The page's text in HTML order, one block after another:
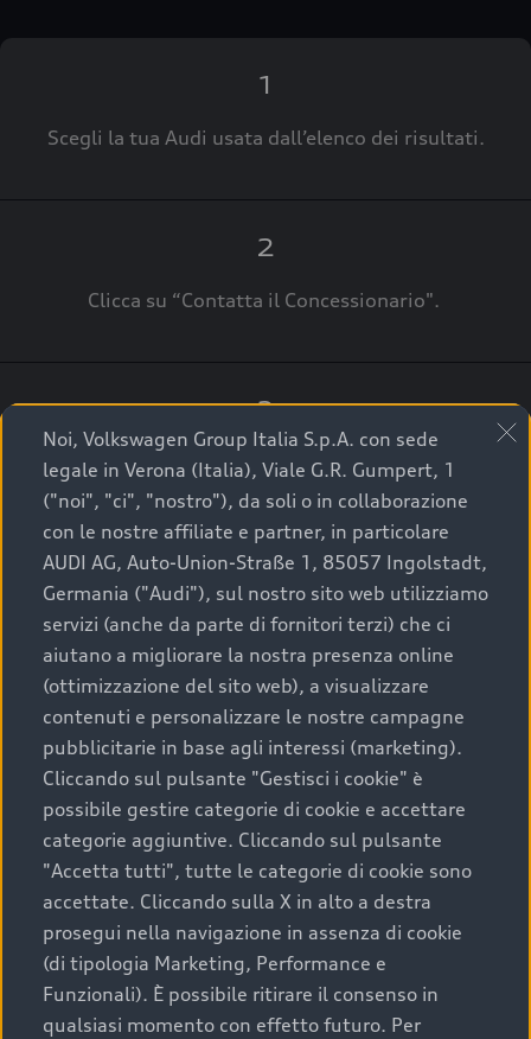
1
Scegli la tua Audi usata dall’elenco dei risultati.
2
Clicca su “Contatta il Concessionario".
3
A breve verrai ricontattato dal Customer Care
Audi Center o direttamente dal Concessionario
che ti supporterà per finalizzare la tua richiesta.
La qualità di acquistare
un’auto usata Audi
Scegliere un’auto usata è una decisione che coniuga
convenienza, affidabilità e sostenibilità. Per fare un
acquisto sicuro, è essenziale considerare aspetti
determinanti come la garanzia inclusa e l’affidabilità del
marchio. Audi offre l’auto usata perfetta tramite Audi
Prima Scelta :plus
Noi, Volkswagen Group Italia S.p.A. con sede
legale in Verona (Italia), Viale G.R. Gumpert, 1
("noi", "ci", "nostro"), da soli o in collaborazione
con le nostre affiliate e partner, in particolare
AUDI AG, Auto-Union-Straße 1, 85057 Ingolstadt,
Germania ("Audi"), sul nostro sito web utilizziamo
servizi (anche da parte di fornitori terzi) che ci
aiutano a migliorare la nostra presenza online
(ottimizzazione del sito web), a visualizzare
contenuti e personalizzare le nostre campagne
pubblicitarie in base agli interessi (marketing).
Cliccando sul pulsante "Gestisci i cookie" è
possibile gestire categorie di cookie e accettare
categorie aggiuntive. Cliccando sul pulsante
"Accetta tutti", tutte le categorie di cookie sono
accettate. Cliccando sulla X in alto a destra
prosegui nella navigazione in assenza di cookie
(di tipologia Marketing, Performance e
Funzionali). È possibile ritirare il consenso in
qualsiasi momento con effetto futuro. Per